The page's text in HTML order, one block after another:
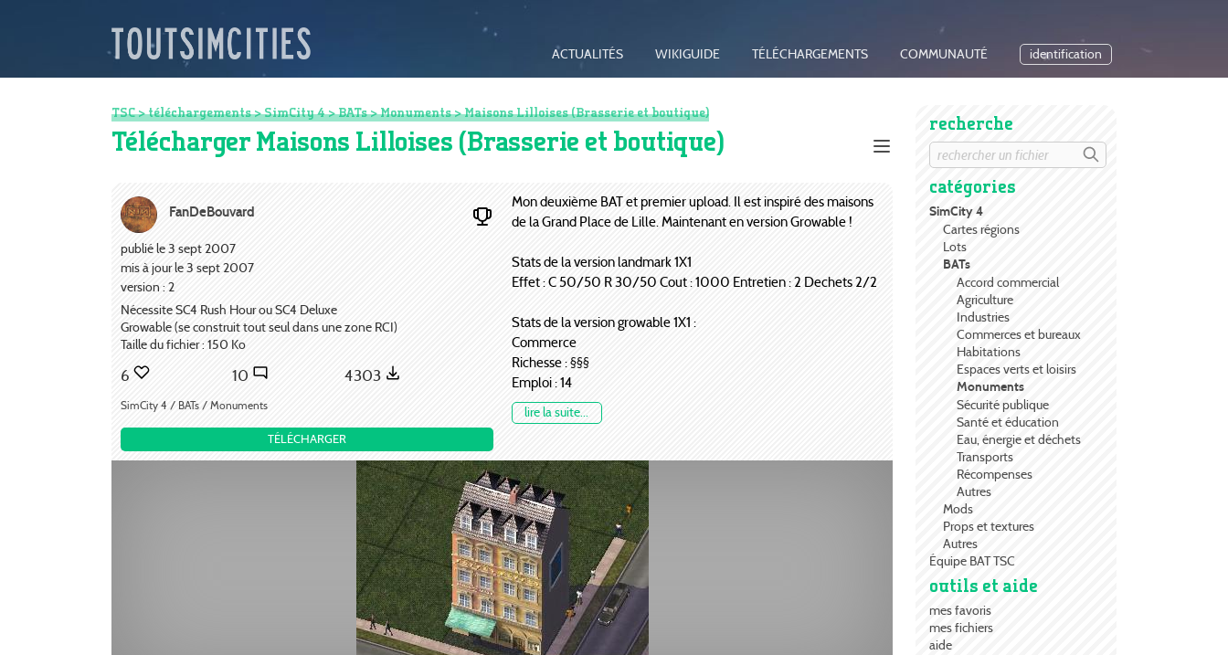
ACTUALITÉS WIKIGUIDE TÉLÉCHARGEMENTS COMMUNAUTÉ identification
recherche
catégories
SimCity 4
Cartes régions
Lots
BATs
Accord commercial
Agriculture
Industries
Commerces et bureaux
Habitations
Espaces verts et loisirs
Monuments
Sécurité publique
Santé et éducation
Eau, énergie et déchets
Transports
Récompenses
Autres
Mods
Props et textures
Autres
Équipe BAT TSC
outils et aide
mes favoris
mes fichiers
aide
TSC>téléchargements>SimCity 4>BATs>Monuments> Maisons Lilloises (Brasserie et boutique)
Télécharger Maisons Lilloises (Brasserie et boutique)
FanDeBouvard
publié le 3 sept 2007
mis à jour le 3 sept 2007
version : 2
Nécessite SC4 Rush Hour ou SC4 Deluxe
Growable (se construit tout seul dans une zone RCI)
Taille du fichier : 150 Ko
6 10 4303
SimCity 4 / BATs / Monuments
TÉLÉCHARGER
lire la suite...
Mon deuxième BAT et premier upload. Il est inspiré des maisons
de la Grand Place de Lille. Maintenant en version Growable !
Stats de la version landmark 1X1
Effet : C 50/50 R 30/50 Cout : 1000 Entretien : 2 Dechets 2/2
Stats de la version growable 1X1 :
Commerce
Richesse : §§§
Emploi : 14
Pas de version "nuit" pour le moment désolé !